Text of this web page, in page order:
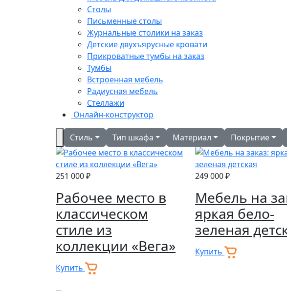
Столы
Письменные столы
Журнальные столики на заказ
Детские двухъярусные кровати
Прикроватные тумбы на заказ
Тумбы
Встроенная мебель
Радиусная мебель
Стеллажи
Онлайн-конструктор
Стиль Тип шкафа Материал Покрытие
251 000 ₽
Рабочее место в
классическом
стиле из
коллекции «Вега»
Купить
249 000 ₽
Мебель на
яркая бело-
зеленая
Купить